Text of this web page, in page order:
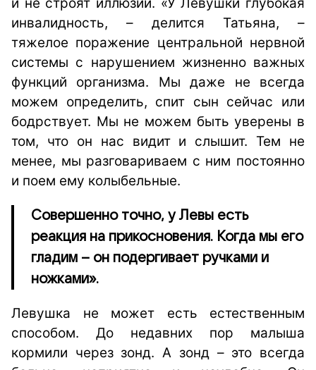
инвалидность, – делится Татьяна, –
тяжелое поражение центральной нервной
системы с нарушением жизненно важных
функций организма. Мы даже не всегда
можем определить, спит сын сейчас или
бодрствует. Мы не можем быть уверены в
том, что он нас видит и слышит. Тем не
менее, мы разговариваем с ним постоянно
и поем ему колыбельные.
Совершенно точно, у Левы есть
реакция на прикосновения. Когда мы его
гладим – он подергивает ручками и
ножками».
Левушка не может есть естественным
способом. До недавних пор малыша
кормили через зонд. А зонд – это всегда